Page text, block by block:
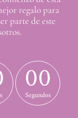
regalo para
parte de este
00
Segundos